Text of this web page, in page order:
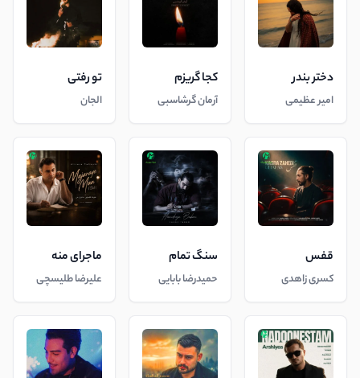
دختر بندر
امیر عظیمی
کجا گریزم
آرمان گرشاسبی
تو رفتی
الجان
قفس
کسری زاهدی
سنگ تمام
حمیدرضا بابایی
ماجرای منه
علیرضا طلیسچی